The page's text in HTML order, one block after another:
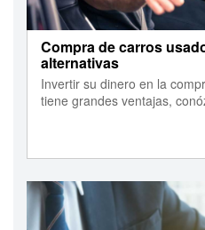
Compra de carros
alternativas
Invertir su dinero en la
tiene grandes ventajas,